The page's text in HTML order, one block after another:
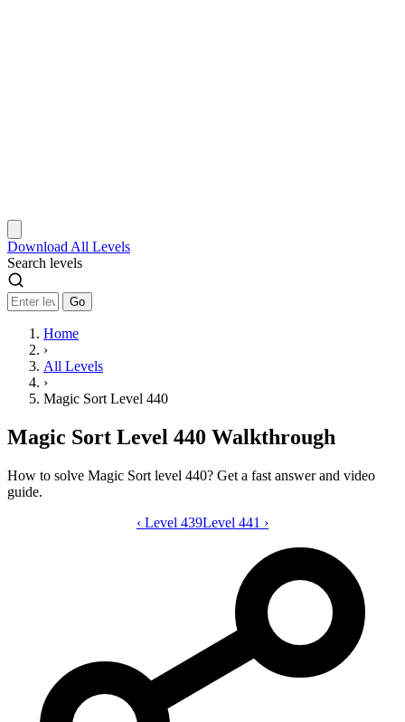
Download All Levels
Search levels
Go
Home
›
All Levels
›
Magic Sort Level 440
Magic Sort Level 440 Walkthrough
How to solve Magic Sort level 440? Get a fast answer and video
guide.
Magic Sort level 440 video guide
‹ Level 439Level 441 ›